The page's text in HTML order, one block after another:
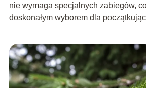
nie wymaga specjalnych zabiegów,
doskonałym wyborem dla